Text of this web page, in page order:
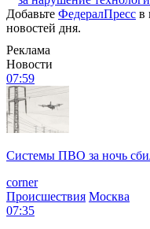
Добавьте ФедералПресс в
новостей дня.
Реклама
Новости
07:59
Системы ПВО за ночь
corner
Происшествия Москва
07:35